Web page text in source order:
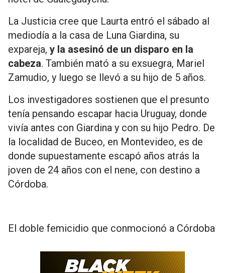
La Justicia cree que Laurta entró el sábado al
mediodía a la casa de Luna Giardina, su
expareja, y la asesinó de un disparo en la
cabeza. También mató a su exsuegra, Mariel
Zamudio, y luego se llevó a su hijo de 5 años.
Los investigadores sostienen que el presunto
tenía pensando escapar hacia Uruguay, donde
vivía antes con Giardina y con su hijo Pedro. De
la localidad de Buceo, en Montevideo, es de
donde supuestamente escapó años atrás la
joven de 24 años con el nene, con destino a
Córdoba.
El doble femicidio que conmocionó a Córdoba